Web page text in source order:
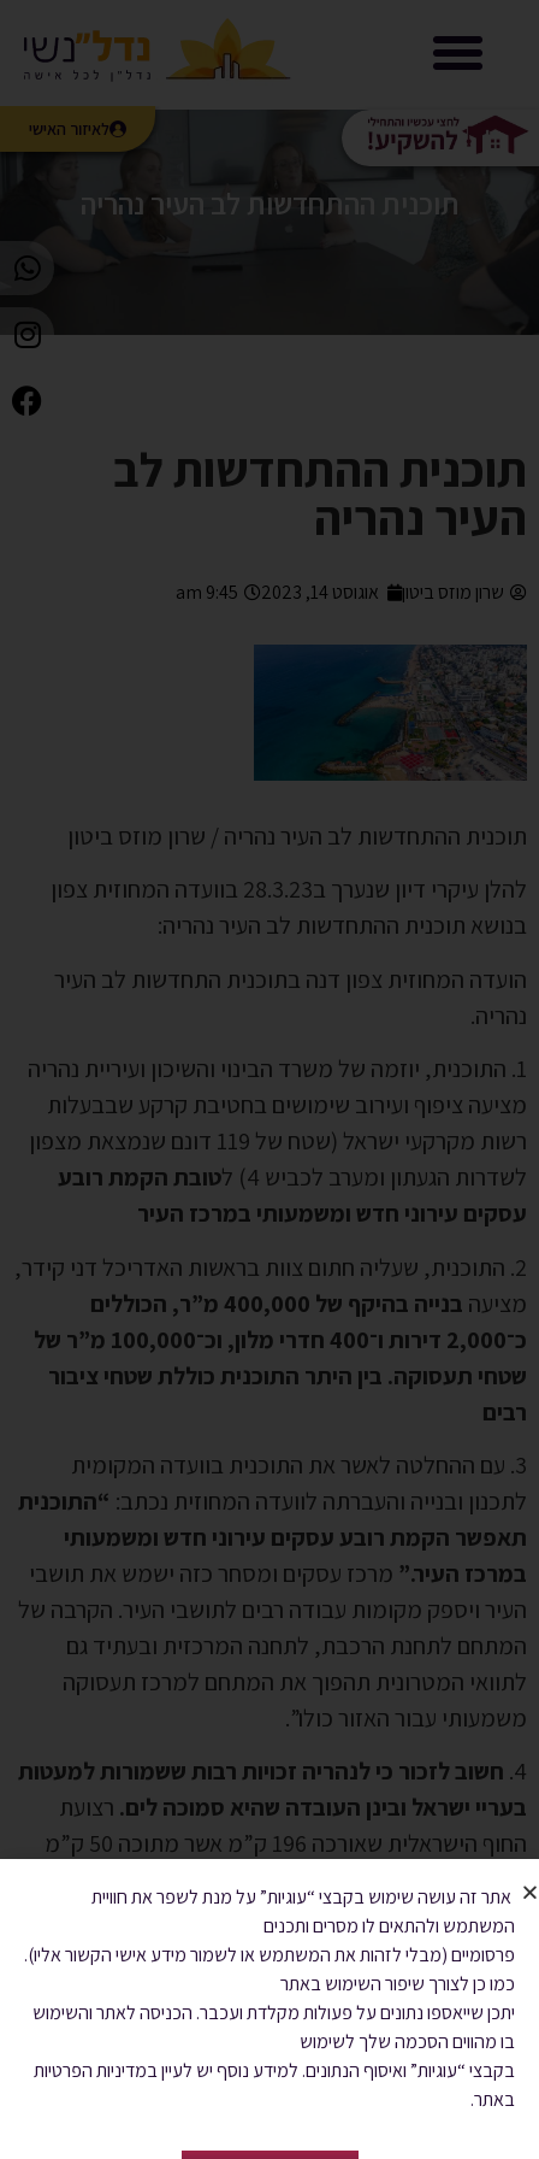
לאיזור האישי
תוכנית ההתחדשות לב העיר נהריה
תוכנית ההתחדשות לב
העיר נהריה
שרון מוזס ביטון אוגוסט 14, 2023 9:45 am
תוכנית ההתחדשות לב העיר נהריה / שרון מוזס ביטון
להלן עיקרי דיון שנערך ב28.3.23 בוועדה המחוזית צפון
בנושא תוכנית ההתחדשות לב העיר נהריה:
הועדה המחוזית צפון דנה בתוכנית התחדשות לב העיר
נהריה.
1. התוכנית, יוזמה של משרד הבינוי והשיכון ועיריית נהריה
מציעה ציפוף ועירוב שימושים בחטיבת קרקע שבבעלות
רשות מקרקעי ישראל (שטח של 119 דונם שנמצאת מצפון
לשדרות הגעתון ומערב לכביש 4) ל
טובת הקמת רובע
עסקים עירוני חדש ומשמעותי במרכז העיר
2. התוכנית, שעליה חתום צוות בראשות האדריכל דני קידר,
מציעה
בנייה בהיקף של 400,000 מ”ר, הכוללים
כ־2,000 דירות ו־400 חדרי מלון, וכ־100,000 מ”ר של
שטחי תעסוקה. בין היתר התוכנית כוללת שטחי ציבור
רבים
3. עם ההחלטה לאשר את התוכנית בוועדה המקומית
לתכנון ובנייה והעברתה לוועדה המחוזית נכתב: “התוכנית
תאפשר הקמת רובע עסקים עירוני חדש ומשמעותי
במרכז העיר.” מרכז עסקים ומסחר כזה ישמש את תושבי
העיר ויספק מקומות עבודה רבים לתושבי העיר. הקרבה של
המתחם לתחנת הרכבת, לתחנה המרכזית ובעתיד גם
לתוואי המטרונית תהפוך את המתחם למרכז תעסוקה
משמעותי עבור האזור כולו”.
4. חשוב לזכור כי לנהריה זכויות רבות ששמורות למעטות
בעריי ישראל ובינן העובדה שהיא סמוכה לים. רצועת
החוף הישראלית שאורכה 196 ק”מ אשר מתוכה 50 ק”מ
לרחצה, דבר היוצר ביקוש קשיח למגורים בערים בעלות
חופי רחצה וטיילת מפותחת, כמוהטיילת החדשה של
נהריה באורך 2 ק”מ הכוללת בין היתר פארקים,
אטרקציות לילדים ולמבוגרים, מזחים, אזורי צל ושבילי
רכיבה לאופניים
לשכת התכנון המחוזית בחרה בנהריה להיות העיר
הגדולה והמובילה בגליל (עיר ראשה), ולפיכך להכפיל
אתר זה עושה שימוש בקבצי “עוגיות” על מנת לשפר את חוויית
המשתמש ולהתאים לו מסרים ותכנים
פרסומיים (מבלי לזהות את המשתמש או לשמור מידע אישי הקשור אליו).
כמו כן לצורך שיפור השימוש באתר
יתכן שייאספו נתונים על פעולות מקלדת ועכבר. הכניסה לאתר והשימוש
בו מהווים הסכמה שלך לשימוש
בקבצי “עוגיות” ואיסוף הנתונים. למידע נוסף יש לעיין במדיניות הפרטיות
באתר.